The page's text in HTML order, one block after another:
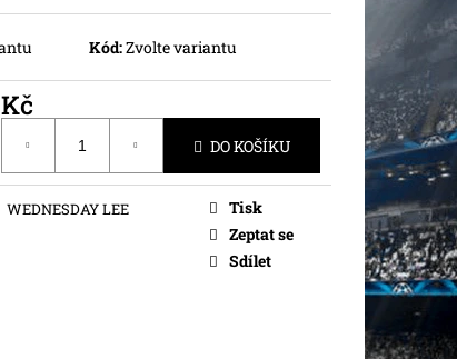
Kód:Zvolte variantu
DO KOŠÍKU
WEDNESDAY LEE
Tisk
Zeptat se
Sdílet